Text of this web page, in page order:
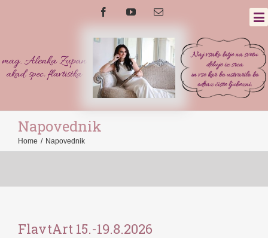
Napovednik
Home / Napovednik
FlavtArt 15.-19.8.2026